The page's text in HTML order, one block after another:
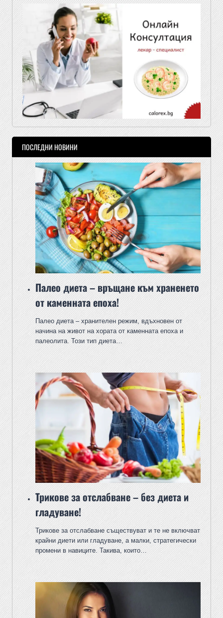
ПОСЛЕДНИ НОВИНИ
Палео диета – връщане към храненето
от каменната епоха!
Палео диета – хранителен режим, вдъхновен от
начина на живот на хората от каменната епоха и
палеолита. Този тип диета…
Трикове за отслабване – без диета и
гладуване!
Трикове за отслабване съществуват и те не включват
крайни диети или гладуване, а малки, стратегически
промени в навиците. Такива, които…